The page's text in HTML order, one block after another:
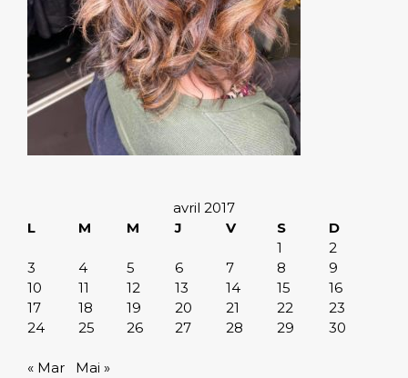
avril 2017
L
M M J V S
D
1
2
3
4 5 6 7 8
9
10
11 12 13 14 15
16
17
18 19 20 21 22
23
24
25 26 27 28 29 30
« Mar Mai »